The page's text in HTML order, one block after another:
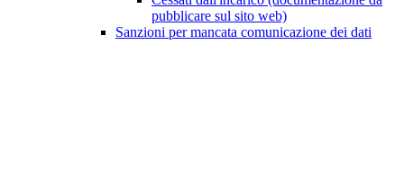
pubblicare sul sito web)
Sanzioni per mancata comunicazione dei dati